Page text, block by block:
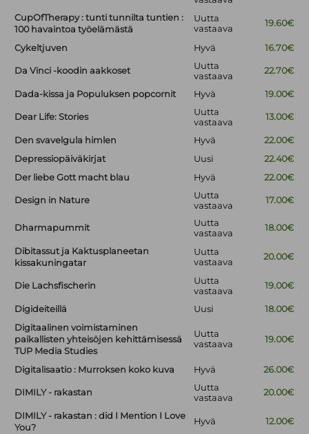
CupOfTherapy : tunti tunnilta tuntien :
100 havaintoa työelämästä
Uutta
vastaava
19.60€
Cykeltjuven Hyvä 16.70€
Da Vinci -koodin aakkoset
Uutta
vastaava
22.70€
Dada-kissa ja Populuksen popcornit Hyvä 19.00€
Dear Life: Stories
Uutta
vastaava
13.00€
Den svavelgula himlen Hyvä
22.00€
Depressiopäiväkirjat
Uusi
22.40€
Der liebe Gott macht blau
Hyvä 22.00€
Design in Nature
Uutta
vastaava
17.00€
Dharmapummit
Uutta
vastaava
18.00€
Dibitassut ja Kaktusplaneetan
kissakuningatar
Uutta
vastaava
20.00€
Die Lachsfischerin
Uutta
vastaava
19.00€
Digideiteillä Uusi
18.00€
Digitaalinen voimistaminen
paikallisten yhteisöjen kehittämisessä
TUP Media Studies
Uutta
vastaava
19.00€
Digitalisaatio : Murroksen koko kuva Hyvä 26.00€
DIMILY - rakastan
Uutta
vastaava
20.00€
DIMILY - rakastan : did I Mention I Love
You?
Hyvä 12.00€